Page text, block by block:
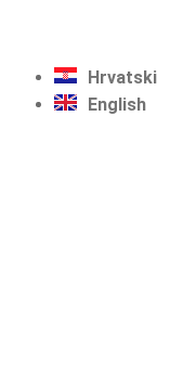
Hrvatski
English